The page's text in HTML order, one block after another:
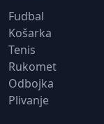
Fudbal
Košarka
Tenis
Rukomet
Odbojka
Plivanje